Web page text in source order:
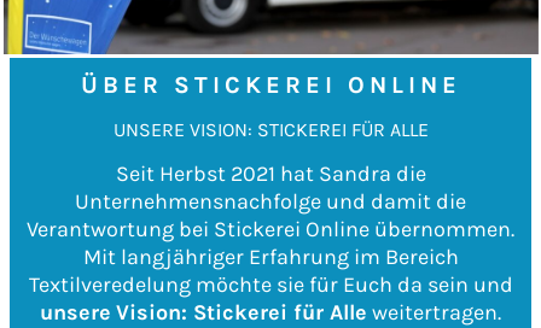
ÜBER STICKEREI ONLINE
UNSERE VISION: STICKEREI FÜR ALLE
Seit Herbst 2021 hat Sandra die
Unternehmensnachfolge und damit die
Verantwortung bei Stickerei Online übernommen.
Mit langjähriger Erfahrung im Bereich
Textilveredelung möchte sie für Euch da sein und
unsere Vision: Stickerei für Alle weitertragen.